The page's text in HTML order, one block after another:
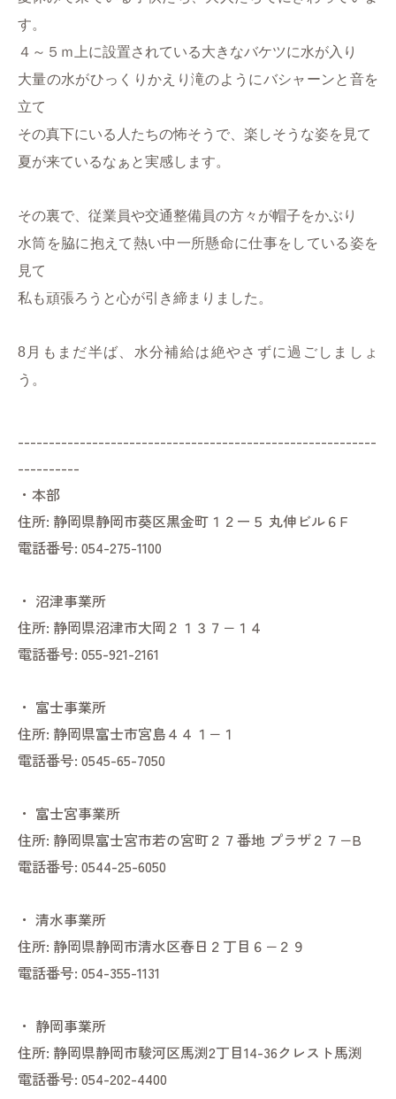
す。
４～５ｍ上に設置されている大きなバケツに水が入り
大量の水がひっくりかえり滝のようにバシャーンと音を
立て
その真下にいる人たちの怖そうで、楽しそうな姿を見て
夏が来ているなぁと実感します。
その裏で、従業員や交通整備員の方々が帽子をかぶり
水筒を脇に抱えて熱い中一所懸命に仕事をしている姿を
見て
私も頑張ろうと心が引き締まりました。
8月もまだ半ば、水分補給は絶やさずに過ごしましょ
う。
----------------------------------------------------------
----------
・本部
住所: 静岡県静岡市葵区黒金町１２ー５ 丸伸ビル６F
電話番号: 054-275-1100
・ 沼津事業所
住所: 静岡県沼津市大岡２１３７−１４
電話番号: 055-921-2161
・ 富士事業所
住所: 静岡県富士市宮島４４１−１
電話番号: 0545-65-7050
・ 富士宮事業所
住所: 静岡県富士宮市若の宮町２７番地 プラザ２７−B
電話番号: 0544-25-6050
・ 清水事業所
住所: 静岡県静岡市清水区春日２丁目６−２９
電話番号: 054-355-1131
・ 静岡事業所
住所: 静岡県静岡市駿河区馬渕2丁目14-36クレスト馬渕
電話番号: 054-202-4400